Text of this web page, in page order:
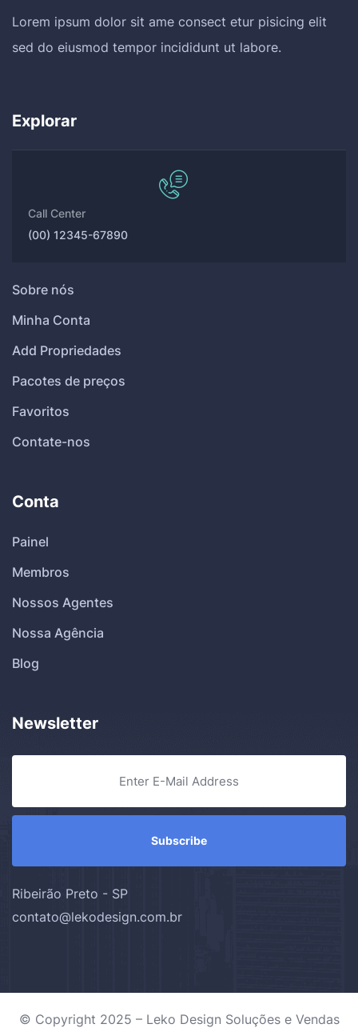
Lorem ipsum dolor sit ame consect etur pisicing elit
sed do eiusmod tempor incididunt ut labore.
Explorar
Call Center
(00) 12345-67890
Sobre nós
Minha Conta
Add Propriedades
Pacotes de preços
Favoritos
Contate-nos
Conta
Painel
Membros
Nossos Agentes
Nossa Agência
Blog
Newsletter
Ribeirão Preto - SP
contato@lekodesign.com.br
© Copyright 2025 – Leko Design Soluções e Vendas